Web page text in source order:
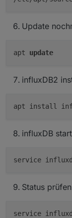
Update
apt update
influxDB2
influxDB
service
Status
service